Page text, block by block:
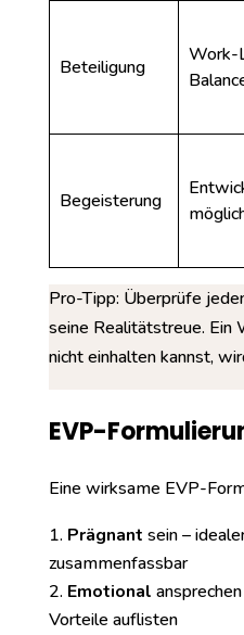
Beteiligung
Work-
Begeisterung
Pro-Tipp: Überprüfe
seine Realitätstreue. Ein
nicht einhalten kannst,
EVP-
Eine wirksame EVP-
Prägnant sein –
zusammenfassbar
Emotional
Vorteile auflisten